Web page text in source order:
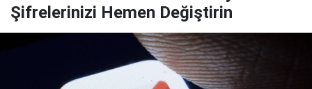
Şifrelerinizi Hemen Değiştirin